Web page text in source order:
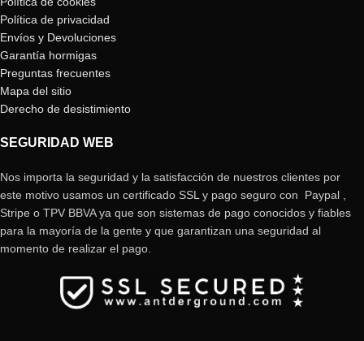
Política de privacidad
Envíos y Devoluciones
Garantía hormigas
Preguntas frecuentes
Mapa del sitio
Derecho de desistimiento
SEGURIDAD WEB
Nos importa la seguridad y la satisfacción de nuestros clientes por
este motivo usamos un certificado SSL y pago seguro con Paypal ,
Stripe o TPV BBVA ya que son sistemas de pago conocidos y fiables
para la mayoría de la gente y que garantizan una seguridad al
momento de realizar el pago.